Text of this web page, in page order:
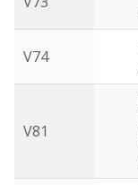
V74
V81